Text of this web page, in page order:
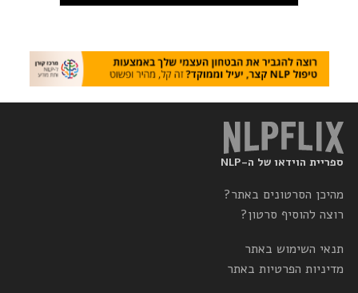
ספריית הוידאו של ה-NLP
מהיכן הסרטונים באתר?
רוצה להוסיף סרטון?
תנאי השימוש באתר
מדיניות הפרטיות באתר